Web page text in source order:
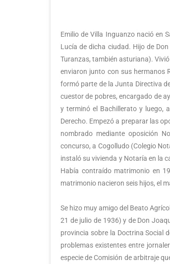
Emilio de Villa Inguanzo nació en
Lucía de dicha ciudad. Hijo de
Turanzas, también asturiana).
enviaron junto con sus hermanos
formó parte de la Junta Directiva
cuestor de pobres, encargado de
y terminó el Bachillerato y luego,
Derecho. Empezó a preparar las
nombrado mediante oposición
concurso, a Cogolludo (Colegio
instaló su vivienda y Notaría en la
Había contraído matrimonio en
matrimonio nacieron seis hijos, el
Se hizo muy amigo del Beato
21 de julio de 1936) y de Don
provincia sobre la Doctrina Social
problemas existentes entre
especie de Comisión de arbitraje